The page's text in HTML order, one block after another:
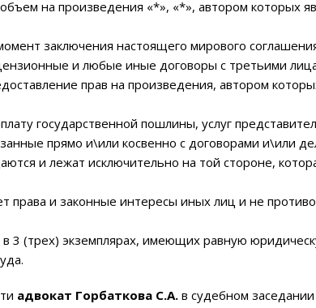
на произведения «*», «*», автором которых
заключения настоящего мирового
и любые иные договоры с третьими
прав на произведения, автором
государственной пошлины, услуг
прямо и\или косвенно с договорами и\или
и лежат исключительно на той стороне,
права и законные интересы иных лиц и не
3 (трех) экземплярах, имеющих равную
адвокат Горбаткова С.А. в судебном заседании